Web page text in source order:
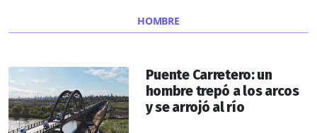
HOMBRE
Puente Carretero: un
hombre trepó a los arcos
y se arrojó al río